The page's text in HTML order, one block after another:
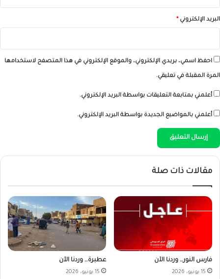
البريد الإلكتروني*
احفظ اسمي، بريدي الإلكتروني، والموقع الإلكتروني في هذا المتصفح لاستخدامها
المرة المقبلة في تعليقي.
أعلمني بمتابعة التعليقات بواسطة البريد الإلكتروني.
أعلمني بالمواضيع الجديدة بواسطة البريد الإلكتروني.
مقالات ذات صلة
فارس النور… وردنا الآن
15 يونيو، 2026
عطبرة… وردنا الآن
15 يونيو، 2026